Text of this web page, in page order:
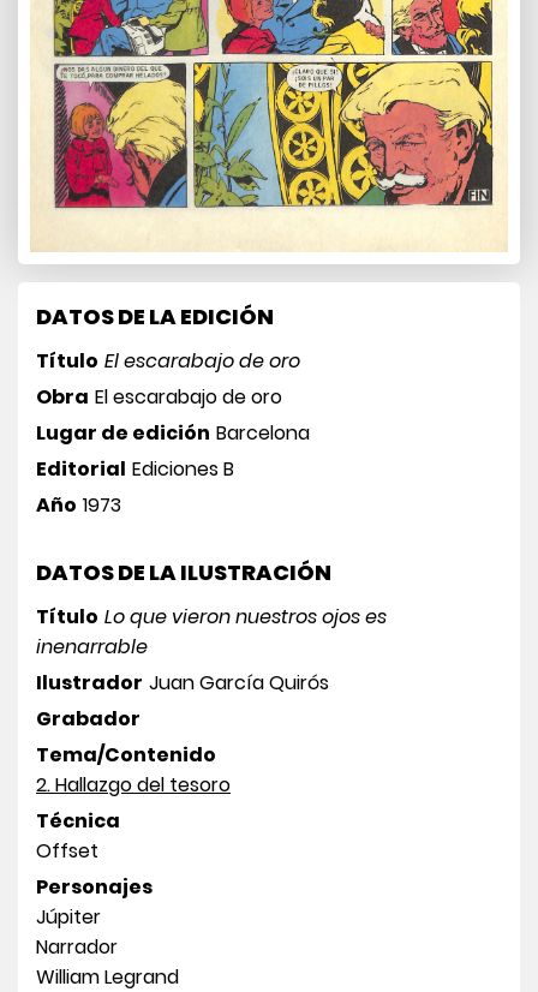
DATOS DE LA EDICIÓN
Título El escarabajo de oro
Obra El escarabajo de oro
Lugar de edición Barcelona
Editorial Ediciones B
Año 1973
DATOS DE LA ILUSTRACIÓN
Título Lo que vieron nuestros ojos es
inenarrable
Ilustrador Juan García Quirós
Grabador
Tema/Contenido
2. Hallazgo del tesoro
Técnica
Offset
Personajes
Júpiter
Narrador
William Legrand